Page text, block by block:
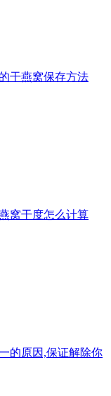
干燕窝保存方法
窝干度怎么计算
的原因,保证解除你